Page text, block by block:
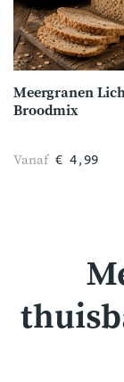
Meergranen
Broodmix
Vanaf € 4,99